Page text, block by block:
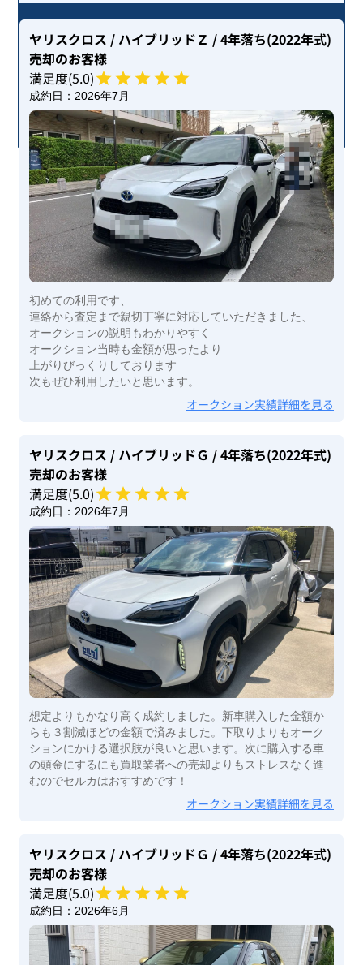
ヤリスクロス / ハイブリッドＺ / 4年落ち(2022年式)
売却のお客様
満足度(5.0)
成約日： 2026年7月
初めての利用です、
連絡から査定まで親切丁寧に対応していただきました、
オークションの説明もわかりやすく
オークション当時も金額が思ったより
上がりびっくりしております
次もぜひ利用したいと思います。
オークション実績詳細を見る
ヤリスクロス / ハイブリッドＧ / 4年落ち(2022年式)
売却のお客様
満足度(5.0)
成約日： 2026年7月
想定よりもかなり高く成約しました。新車購入した金額か
らも３割減ほどの金額で済みました。下取りよりもオーク
ションにかける選択肢が良いと思います。次に購入する車
の頭金にするにも買取業者への売却よりもストレスなく進
むのでセルカはおすすめです！
オークション実績詳細を見る
ヤリスクロス / ハイブリッドＧ / 4年落ち(2022年式)
売却のお客様
満足度(5.0)
成約日： 2026年6月